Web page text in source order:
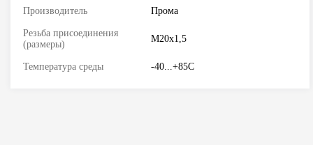
Производитель Прома
Резьба присоединения
(размеры)
М20х1,5
Температура среды -40...+85C